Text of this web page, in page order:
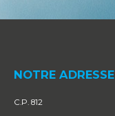
NOTRE ADRESSE
C.P. 812